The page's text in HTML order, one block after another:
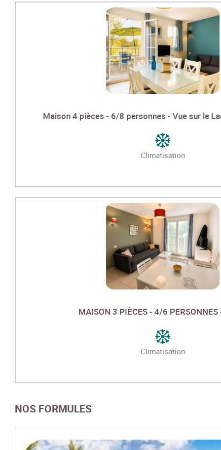
Maison 4 pièces - 6/8 personnes - Vue sur le
Climatisation
MAISON 3 PIÈCES - 4/6 PERSONNES
Climatisation
NOS FORMULES